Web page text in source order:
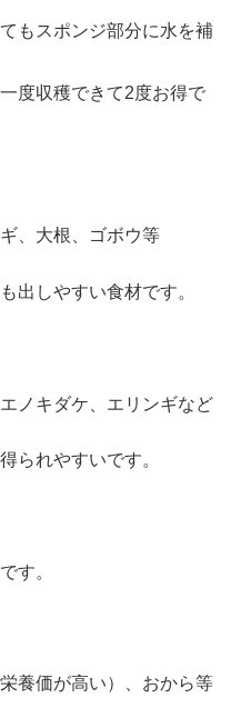
もスポンジ部分に水を補
度収穫できて2度お得で
、大根、ゴボウ等
出しやすい食材です。
ノキダケ、エリンギなど
られやすいです。
す。
養価が高い）、おから等